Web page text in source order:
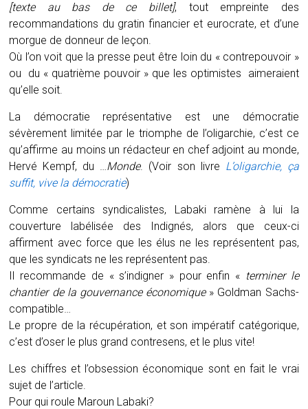
[texte au bas de ce billet], tout empreinte des
recommandations du gratin financier et eurocrate, et d’une
morgue de donneur de leçon.
Où l’on voit que la presse peut être loin du « contrepouvoir »
ou du « quatrième pouvoir » que les optimistes aimeraient
qu’elle soit.
La démocratie représentative est une démocratie
sévèrement limitée par le triomphe de l’oligarchie, c’est ce
qu’affirme au moins un rédacteur en chef adjoint au monde,
Hervé Kempf, du …Monde. (Voir son livre L’oligarchie, ça
suffit, vive la démocratie)
Comme certains syndicalistes, Labaki ramène à lui la
couverture labélisée des Indignés, alors que ceux-ci
affirment avec force que les élus ne les représentent pas,
que les syndicats ne les représentent pas.
Il recommande de « s’indigner » pour enfin « terminer le
chantier de la gouvernance économique» Goldman Sachs-
compatible…
Le propre de la récupération, et son impératif catégorique,
c’est d’oser le plus grand contresens, et le plus vite!
Les chiffres et l’obsession économique sont en fait le vrai
sujet de l’article.
Pour qui roule Maroun Labaki?